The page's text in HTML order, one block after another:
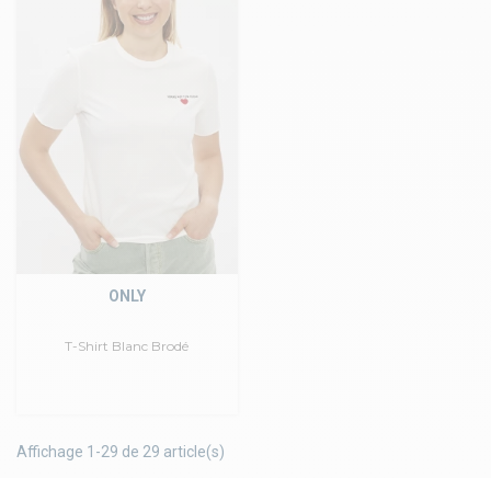
T-Shirt Blanc Brodé
ONLY
Affichage 1-29 de 29 article(s)